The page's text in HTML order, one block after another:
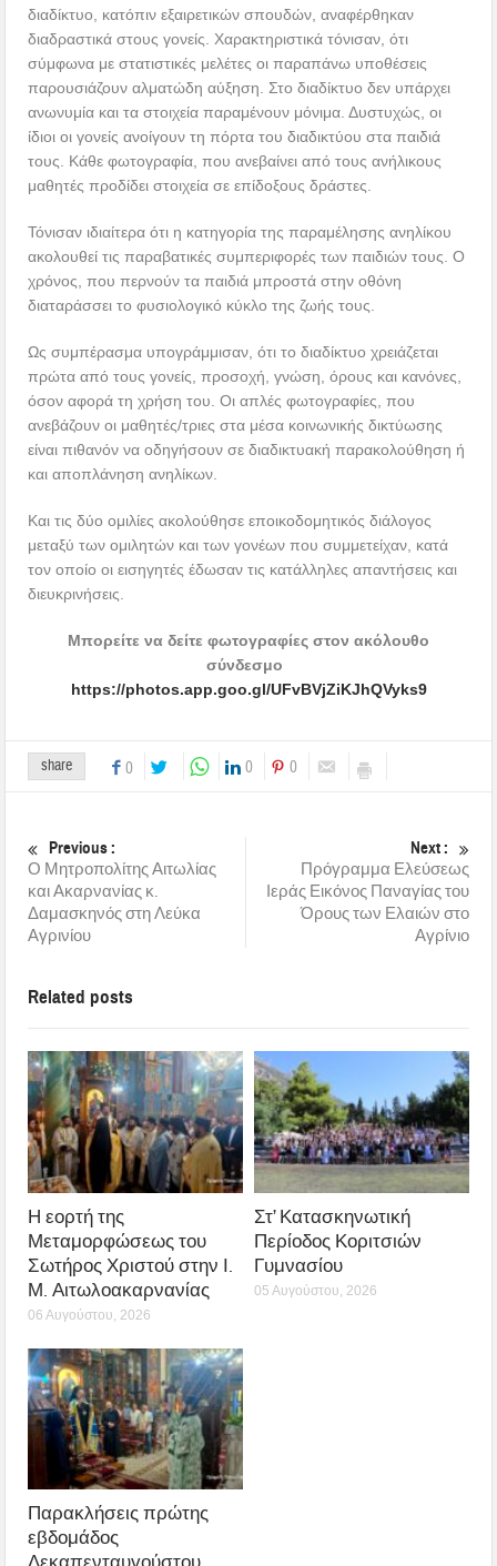
διαδίκτυο, κατόπιν εξαιρετικών σπουδών, αναφέρθηκαν
διαδραστικά στους γονείς. Χαρακτηριστικά τόνισαν, ότι
σύμφωνα με στατιστικές μελέτες οι παραπάνω υποθέσεις
παρουσιάζουν αλματώδη αύξηση. Στο διαδίκτυο δεν υπάρχει
ανωνυμία και τα στοιχεία παραμένουν μόνιμα. Δυστυχώς, οι
ίδιοι οι γονείς ανοίγουν τη πόρτα του διαδικτύου στα παιδιά
τους. Κάθε φωτογραφία, που ανεβαίνει από τους ανήλικους
μαθητές προδίδει στοιχεία σε επίδοξους δράστες.
Τόνισαν ιδιαίτερα ότι η κατηγορία της παραμέλησης ανηλίκου
ακολουθεί τις παραβατικές συμπεριφορές των παιδιών τους. Ο
χρόνος, που περνούν τα παιδιά μπροστά στην οθόνη
διαταράσσει το φυσιολογικό κύκλο της ζωής τους.
Ως συμπέρασμα υπογράμμισαν, ότι το διαδίκτυο χρειάζεται
πρώτα από τους γονείς, προσοχή, γνώση, όρους και κανόνες,
όσον αφορά τη χρήση του. Οι απλές φωτογραφίες, που
ανεβάζουν οι μαθητές/τριες στα μέσα κοινωνικής δικτύωσης
είναι πιθανόν να οδηγήσουν σε διαδικτυακή παρακολούθηση ή
και αποπλάνηση ανηλίκων.
Και τις δύο ομιλίες ακολούθησε εποικοδομητικός διάλογος
μεταξύ των ομιλητών και των γονέων που συμμετείχαν, κατά
τον οποίο οι εισηγητές έδωσαν τις κατάλληλες απαντήσεις και
διευκρινήσεις.
Μπορείτε να δείτε φωτογραφίες στον ακόλουθο
σύνδεσμο
https://photos.app.goo.gl/UFvBVjZiKJhQVyks9
share 0 0 0
Previous :
Ο Μητροπολίτης Αιτωλίας
και Ακαρνανίας κ.
Δαμασκηνός στη Λεύκα
Αγρινίου
Next :
Πρόγραμμα Ελεύσεως
Ιεράς Εικόνος Παναγίας του
Όρους των Ελαιών στο
Αγρίνιο
Related posts
Η εορτή της
Μεταμορφώσεως του
Σωτήρος Χριστού στην Ι.
Μ. Αιτωλοακαρνανίας
06 Αυγούστου, 2026
Στ’ Κατασκηνωτική
Περίοδος Κοριτσιών
Γυμνασίου
05 Αυγούστου, 2026
Παρακλήσεις πρώτης
εβδομάδος